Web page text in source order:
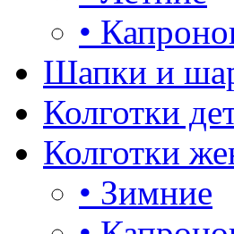
•
Шапки и
Колготки
Колготки
• Зимние